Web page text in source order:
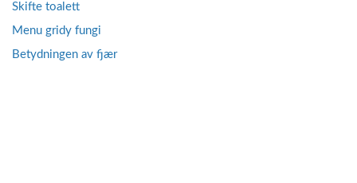
Skifte toalett
Menu gridy fungi
Betydningen av fjær